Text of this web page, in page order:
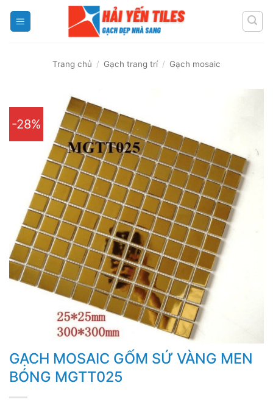
Trang chủ / Gạch trang trí / Gạch mosaic
-28%
GẠCH MOSAIC GỐM SỨ VÀNG MEN
BÓNG MGTT025